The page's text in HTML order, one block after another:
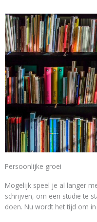
Persoonlijke groei
Mogelijk speel je al langer
schrijven, om een studie te
doen. Nu wordt het tijd om